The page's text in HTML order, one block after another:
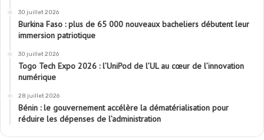
30 juillet 2026
Burkina Faso : plus de 65 000 nouveaux bacheliers débutent leur
immersion patriotique
30 juillet 2026
Togo Tech Expo 2026 : l’UniPod de l’UL au cœur de l’innovation
numérique
28 juillet 2026
Bénin : le gouvernement accélère la dématérialisation pour
réduire les dépenses de l’administration